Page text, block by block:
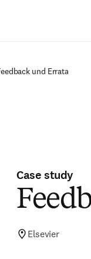
und Errata
Case study
Elsevier